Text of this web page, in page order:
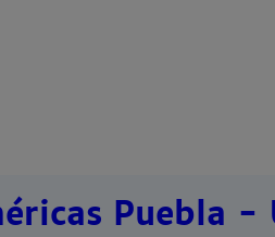
Puebla -